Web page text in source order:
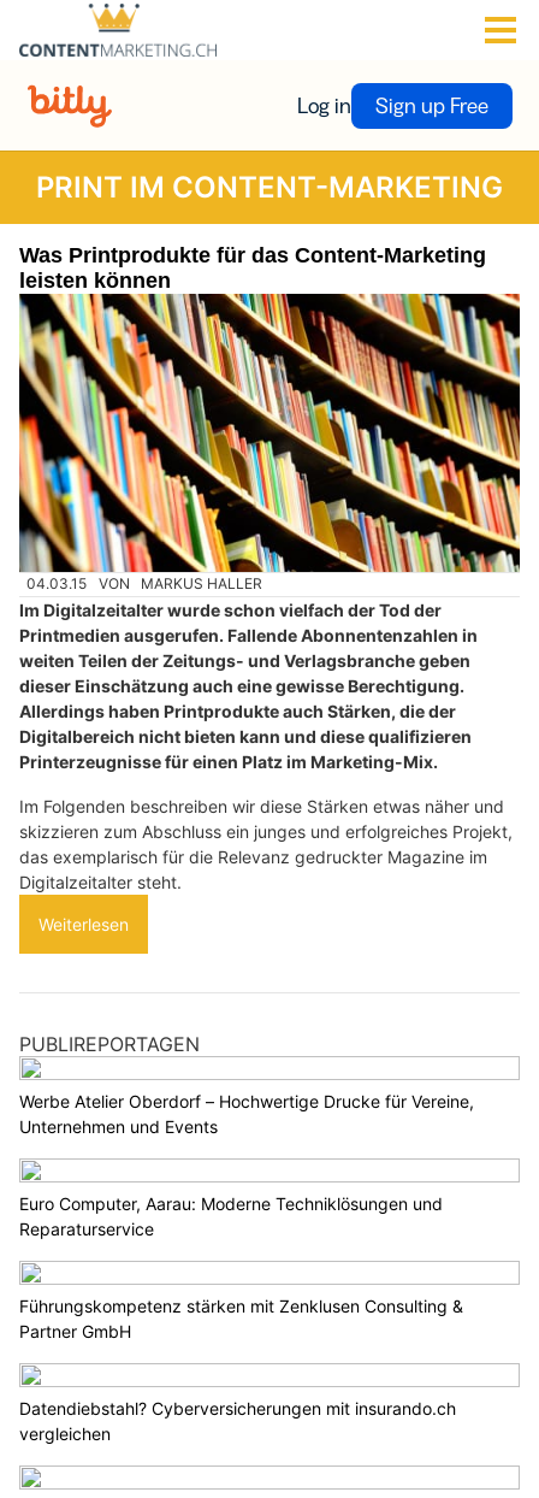
PRINT IM CONTENT-MARKETING
Was Printprodukte für das Content-Marketing
leisten können
04.03.15 VON MARKUS HALLER
Im Digitalzeitalter wurde schon vielfach der Tod der
Printmedien ausgerufen. Fallende Abonnentenzahlen in
weiten Teilen der Zeitungs- und Verlagsbranche geben
dieser Einschätzung auch eine gewisse Berechtigung.
Allerdings haben Printprodukte auch Stärken, die der
Digitalbereich nicht bieten kann und diese qualifizieren
Printerzeugnisse für einen Platz im Marketing-Mix.
Im Folgenden beschreiben wir diese Stärken etwas näher und
skizzieren zum Abschluss ein junges und erfolgreiches Projekt,
das exemplarisch für die Relevanz gedruckter Magazine im
Digitalzeitalter steht.
Weiterlesen
PUBLIREPORTAGEN
Werbe Atelier Oberdorf – Hochwertige Drucke für Vereine,
Unternehmen und Events
Euro Computer, Aarau: Moderne Techniklösungen und
Reparaturservice
Führungskompetenz stärken mit Zenklusen Consulting &
Partner GmbH
Datendiebstahl? Cyberversicherungen mit insurando.ch
vergleichen